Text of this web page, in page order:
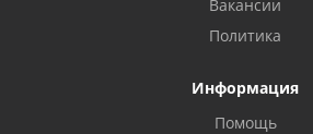
Вакансии
Политика
Информация
Помощь